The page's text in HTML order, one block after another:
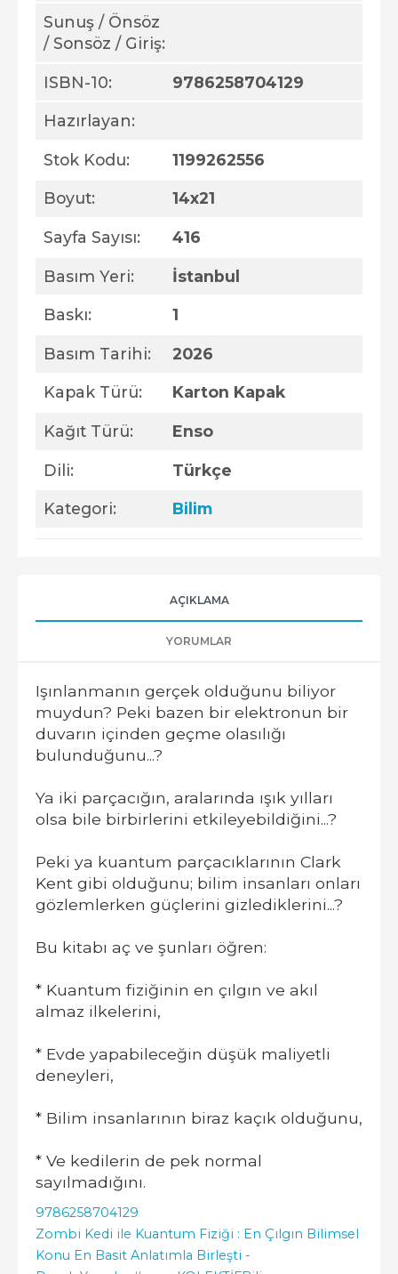
Sunuş / Önsöz
/ Sonsöz / Giriş:
ISBN-10: 9786258704129
Hazırlayan:
Stok Kodu: 1199262556
Boyut: 14x21
Sayfa Sayısı: 416
Basım Yeri: İstanbul
Baskı: 1
Basım Tarihi: 2026
Kapak Türü: Karton Kapak
Kağıt Türü: Enso
Dili: Türkçe
Kategori: Bilim
AÇIKLAMA
YORUMLAR
Işınlanmanın gerçek olduğunu biliyor
muydun? Peki bazen bir elektronun bir
duvarın içinden geçme olasılığı
bulunduğunu...?
Ya iki parçacığın, aralarında ışık yılları
olsa bile birbirlerini etkileyebildiğini...?
Peki ya kuantum parçacıklarının Clark
Kent gibi olduğunu; bilim insanları onları
gözlemlerken güçlerini gizlediklerini...?
Bu kitabı aç ve şunları öğren:
* Kuantum fiziğinin en çılgın ve akıl
almaz ilkelerini,
* Evde yapabileceğin düşük maliyetli
deneyleri,
* Bilim insanlarının biraz kaçık olduğunu,
* Ve kedilerin de pek normal
sayılmadığını.
9786258704129
Zombi Kedi ile Kuantum Fiziği : En Çılgın Bilimsel
Konu En Basit Anlatımla Birleşti -